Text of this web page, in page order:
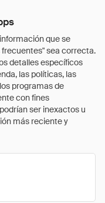
que se
sea correcta.
detalles específicos
las políticas, las
programas de
con fines
ser inexactos u
más reciente y